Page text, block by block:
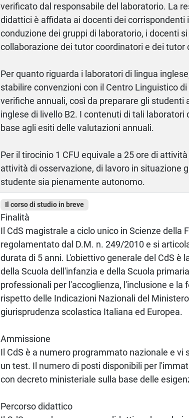
verificato dal responsabile del laboratorio. La
didattici è affidata ai docenti dei corrispondenti
conduzione dei gruppi di laboratorio, i docenti
collaborazione dei tutor coordinatori e dei tutor
Per quanto riguarda i laboratori di lingua
stabilire convenzioni con il Centro Linguistico
verifiche annuali, così da preparare gli studenti
inglese di livello B2. I contenuti di tali
base agli esiti delle valutazioni annuali.
Per il tirocinio 1 CFU equivale a 25 ore di
attività di osservazione, di lavoro in situazione
studente sia pienamente autonomo.
Il corso di studio in breve
Finalità
Il CdS magistrale a ciclo unico in Scienze della
regolamentato dal D.M. n. 249/2010 e si
durata di 5 anni. L'obiettivo generale del CdS è
della Scuola dell'infanzia e della Scuola
professionali per l'accoglienza, l'inclusione e la
rispetto delle Indicazioni Nazionali del
giurisprudenza scolastica Italiana ed Europea.
Ammissione
Il CdS è a numero programmato nazionale e vi
un test. Il numero di posti disponibili per
con decreto ministeriale sulla base delle
Percorso didattico